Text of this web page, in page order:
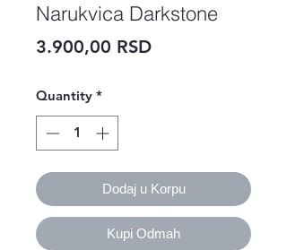
Narukvica Darkstone
3.900,00 RSDPrice
Quantity *
Dodaj u Korpu
Kupi Odmah